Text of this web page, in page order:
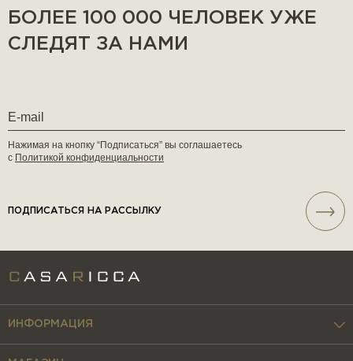
БОЛЕЕ 100 000 ЧЕЛОВЕК УЖЕ
СЛЕДЯТ ЗА НАМИ
Нажимая на кнопку “Подписаться” вы соглашаетесь
с Политикой конфиденциальности
ПОДПИСАТЬСЯ НА РАССЫЛКУ
ИНФОРМАЦИЯ